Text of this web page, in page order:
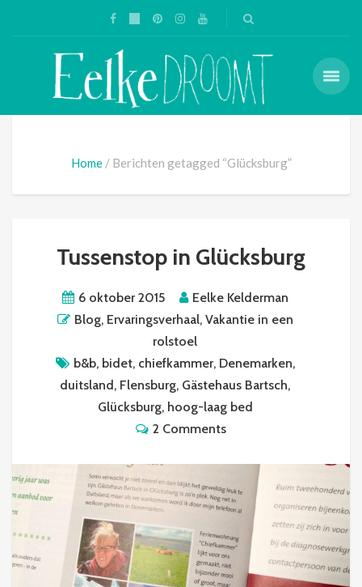
Home Berichten getagged “Glücksburg”
Tussenstop in Glücksburg
6 oktober 2015
Eelke Kelderman
Blog, Ervaringsverhaal, Vakantie in een
rolstoel
b&b, bidet, chiefkammer, Denemarken,
duitsland, Flensburg, Gästehaus Bartsch,
Glücksburg, hoog-laag bed
2 Comments